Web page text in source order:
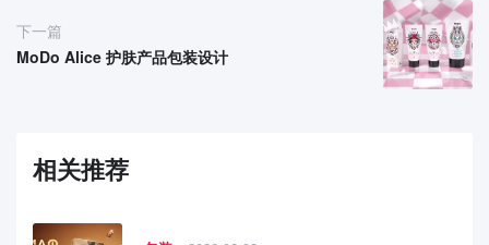
下一篇
MoDo Alice 护肤产品包装设计
相关推荐